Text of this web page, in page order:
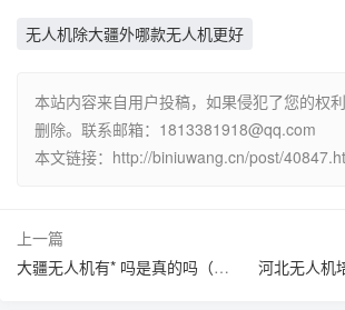
无人机除大疆外哪款无人机更好
本站内容来自用户投稿，如果侵犯了您的权
删除。联系邮箱：1813381918@qq.com
本文链接：http://biniuwang.cn/post/
上一篇
大疆无人机有* 吗是真的吗（大疆无人机下载哪个* ）